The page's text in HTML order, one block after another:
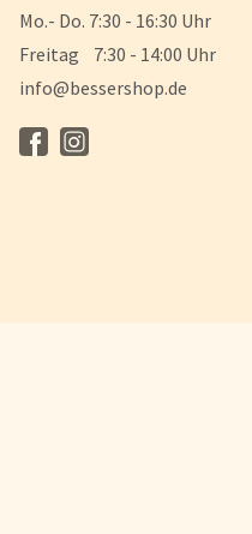
Mo.- Do. 7:30 - 16:30 Uhr
Freitag 7:30 - 14:00 Uhr
info@bessershop.de